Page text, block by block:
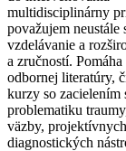
multidisciplinárny
považujem neustále
vzdelávanie a
a zručností.
odbornej literatúry,
kurzy so zacielením
problematiku
väzby, projektívnych
diagnostických